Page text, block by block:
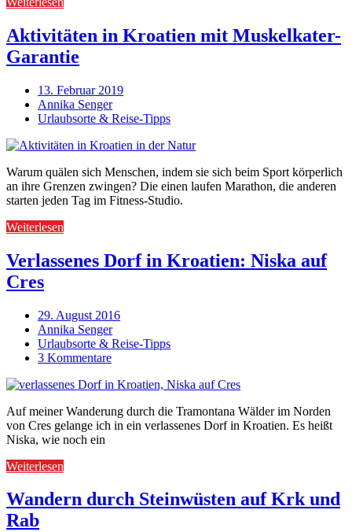
Aktivitäten in Kroatien mit Muskelkater-
Garantie
13. Februar 2019
Annika Senger
Urlaubsorte & Reise-Tipps
Warum quälen sich Menschen, indem sie sich beim Sport körperlich
an ihre Grenzen zwingen? Die einen laufen Marathon, die anderen
starten jeden Tag im Fitness-Studio.
Weiterlesen
Verlassenes Dorf in Kroatien: Niska auf
Cres
29. August 2016
Annika Senger
Urlaubsorte & Reise-Tipps
3 Kommentare
Auf meiner Wanderung durch die Tramontana Wälder im Norden
von Cres gelange ich in ein verlassenes Dorf in Kroatien. Es heißt
Niska, wie noch ein
Weiterlesen
Wandern durch Steinwüsten auf Krk und
Rab